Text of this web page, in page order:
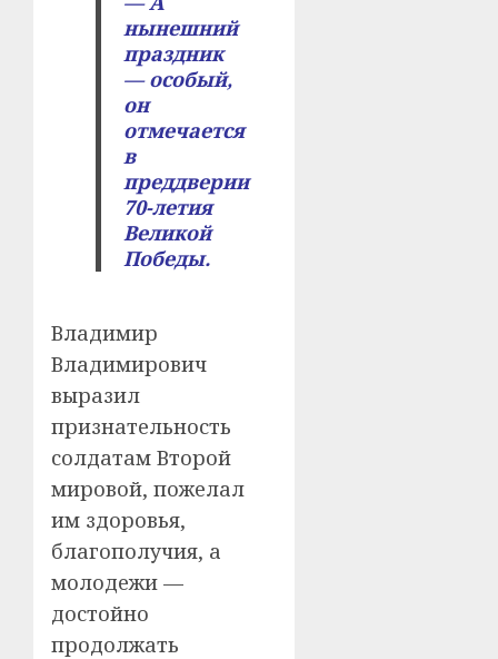
нынешний
праздник
— особый,
он
отмечается
в
преддверии
70-летия
Великой
Победы.
Владимир
Владимирович
выразил
признательность
солдатам Второй
мировой, пожелал
им здоровья,
благополучия, а
молодежи —
достойно
продолжать